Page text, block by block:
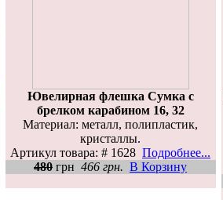
Ювелирная флешка Сумка с
брелком карабином 16, 32
Материал: металл, полипластик,
кристаллы.
Артикул товара: # 1628 Подробнее...
480 грн 466 грн. В Корзину